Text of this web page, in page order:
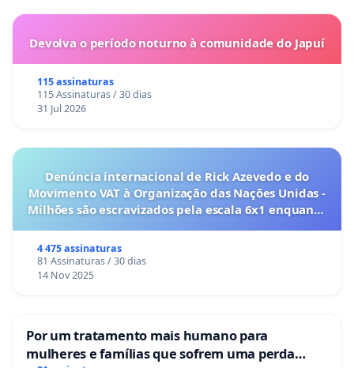
Devolva o período noturno à comunidade do Japuí
115 assinaturas
115 Assinaturas / 30 dias
31 Jul 2026
Denúncia internacional de Rick Azevedo e do
Movimento VAT à Organização das Nações Unidas -
Milhões são escravizados pela escala 6x1 enquanto
4 475 assinaturas
81 Assinaturas / 30 dias
14 Nov 2025
Por um tratamento mais humano para
mulheres e famílias que sofrem uma perda